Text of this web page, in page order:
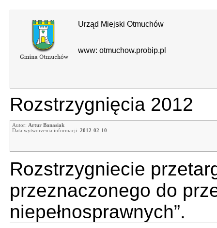
Urząd Miejski Otmuchów
www: otmuchow.probip.pl
Rozstrzygnięcia 2012
Autor: Artur Banasiak
Data wytworzenia informacji: 2012-02-10
Rozstrzygniecie
przeznaczonego do
niepełnosprawnych”.